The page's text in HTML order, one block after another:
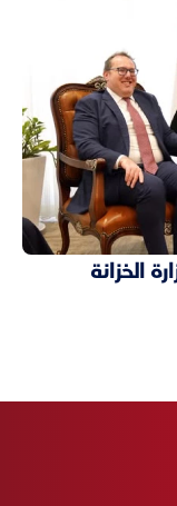
الخزانة